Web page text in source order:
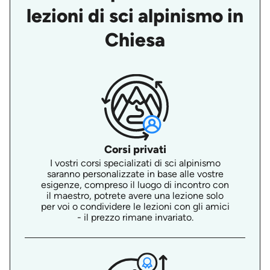
lezioni di sci alpinismo in
Chiesa
Corsi privati
I vostri corsi specializati di sci alpinismo
saranno personalizzate in base alle vostre
esigenze, compreso il luogo di incontro con
il maestro, potrete avere una lezione solo
per voi o condividere le lezioni con gli amici
- il prezzo rimane invariato.